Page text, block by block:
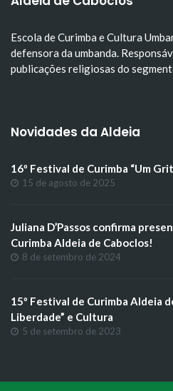
Escola de Curimba e Cultura
defensora da umbanda.
publicações religiosas do
Novidades da Aldeia
16º Festival de Curimba “Um
15 de agosto de 2025
Juliana D’Passos confirma
Curimba Aldeia de Caboclos!
8 de setembro de 2024
15º Festival de Curimba Aldeia
Liberdade” e Cultura
5 de setembro de 2023